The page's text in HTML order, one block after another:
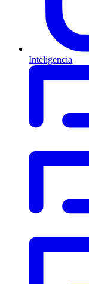
Inteligencia